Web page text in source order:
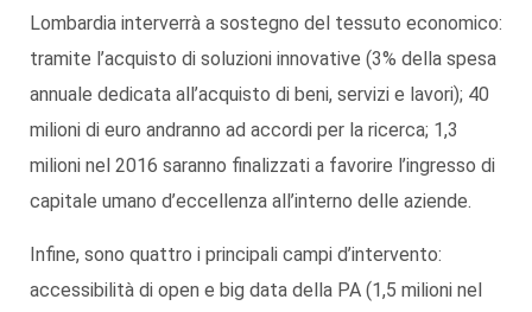
Lombardia interverrà a sostegno del tessuto economico:
tramite l’acquisto di soluzioni innovative (3% della spesa
annuale dedicata all’acquisto di beni, servizi e lavori); 40
milioni di euro andranno ad accordi per la ricerca; 1,3
milioni nel 2016 saranno finalizzati a favorire l’ingresso di
capitale umano d’eccellenza all’interno delle aziende.
Infine, sono quattro i principali campi d’intervento:
accessibilità di open e big data della PA (1,5 milioni nel